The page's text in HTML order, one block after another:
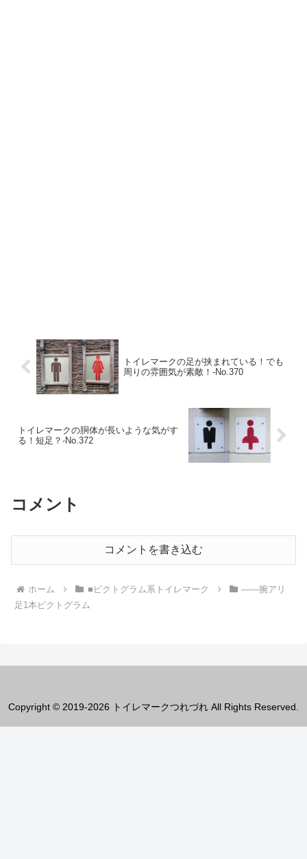
トイレマークの足が挟まれている！でも
周りの雰囲気が素敵！‐No.370
トイレマークの胴体が長いような気がす
る！短足？‐No.372
コメント
コメントを書き込む
ホーム ■ピクトグラム系トイレマーク
――腕アリ
足1本ピクトグラム
Copyright © 2019-2026 トイレマークつれづれ All Rights Reserved.